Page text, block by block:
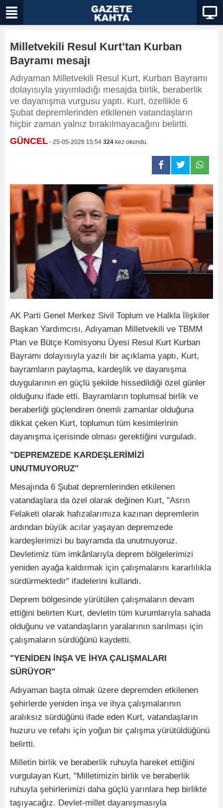
Milletvekili Resul Kurt’tan Kurban
Bayramı mesajı
Adıyaman Milletvekili Resul Kurt, Kurban Bayramı
dolayısıyla yayımladığı mesajda birlik, beraberlik
ve dayanışma vurgusu yaptı. Kurt, özellikle 6
Şubat depremlerinden etkilenen vatandaşların
hiçbir zaman yalnız bırakılmayacağını belirtti.
GÜNCEL - 25-05-2026 15:54 324 kez okundu.
AK Parti Genel Merkez Sivil Toplum ve Halkla İlişkiler
Başkan Yardımcısı, Adıyaman Milletvekili ve TBMM
Plan ve Bütçe Komisyonu Üyesi Resul Kurt Kurban
Bayramı dolayısıyla yazılı bir açıklama yaptı, Kurt,
bayramların paylaşma, kardeşlik ve dayanışma
duygularının en güçlü şekilde hissedildiği özel günler
olduğunu ifade etti. Bayramların toplumsal birlik ve
beraberliği güçlendiren önemli zamanlar olduğuna
dikkat çeken Kurt, toplumun tüm kesimlerinin
dayanışma içerisinde olması gerektiğini vurguladı.
"DEPREMZEDE KARDEŞLERİMİZİ
UNUTMUYORUZ"
Mesajında 6 Şubat depremlerinden etkilenen
vatandaşlara da özel olarak değinen Kurt, "Asrın
Felaketi olarak hafızalarımıza kazınan depremlerin
ardından büyük acılar yaşayan depremzede
kardeşlerimizi bu bayramda da unutmuyoruz.
Devletimiz tüm imkânlarıyla deprem bölgelerimizi
yeniden ayağa kaldırmak için çalışmalarını kararlılıkla
sürdürmektedir" ifadelerini kullandı.
Deprem bölgesinde yürütülen çalışmaların devam
ettiğini belirten Kurt, devletin tüm kurumlarıyla sahada
olduğunu ve vatandaşların yaralarının sarılması için
çalışmaların sürdüğünü kaydetti.
"YENİDEN İNŞA VE İHYA ÇALIŞMALARI
SÜRÜYOR"
Adıyaman başta olmak üzere depremden etkilenen
şehirlerde yeniden inşa ve ihya çalışmalarının
aralıksız sürdüğünü ifade eden Kurt, vatandaşların
huzuru ve refahı için yoğun bir çalışma yürütüldüğünü
belirtti.
Milletin birlik ve beraberlik ruhuyla hareket ettiğini
vurgulayan Kurt, "Milletimizin birlik ve beraberlik
ruhuyla şehirlerimizi daha güçlü yarınlara hep birlikte
taşıyacağız. Devlet-millet dayanışmasıyla